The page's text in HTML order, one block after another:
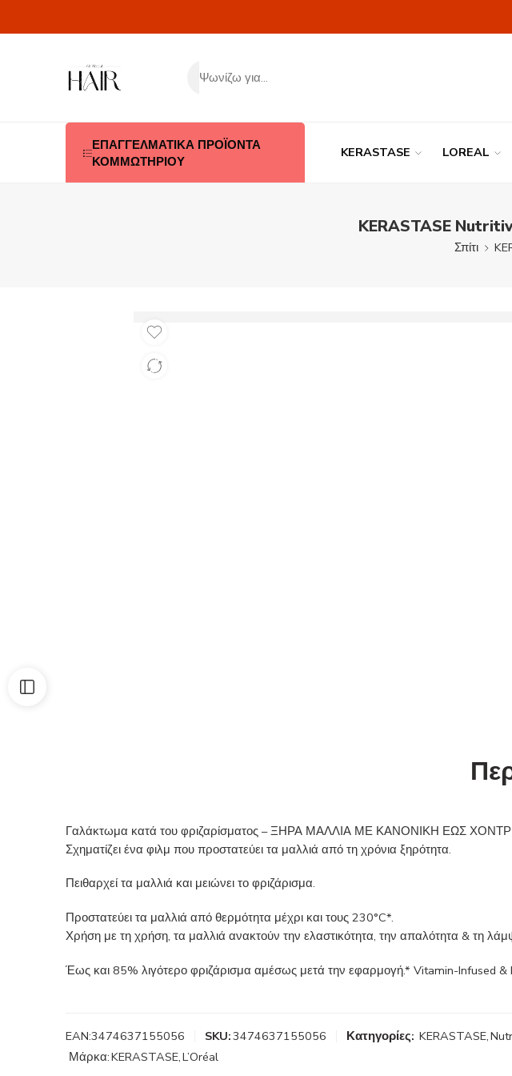
ΕΠΑΓΓΕΛΜΑΤΙΚΑ ΠΡΟΪΟΝΤΑ
ΚΟΜΜΩΤΗΡΙΟΥ
KERASTASE LOREAL
KERASTASE
Σπίτι
Γαλάκτωμα κατά του φριζαρίσματος – ΞΗΡΑ ΜΑΛΛΙΑ ΜΕ ΚΑΝΟΝΙΚΗ ΕΩΣ
Σχηματίζει ένα φιλμ που προστατεύει τα μαλλιά από τη χρόνια ξηρότητα.
Πειθαρχεί τα μαλλιά και μειώνει το φριζάρισμα.
Προστατεύει τα μαλλιά από θερμότητα μέχρι και τους 230°C*.
Χρήση με τη χρήση, τα μαλλιά ανακτούν την ελαστικότητα, την απαλότητα & τη
Έως και 85% λιγότερο φριζάρισμα αμέσως μετά την εφαρμογή.* Vitamin-Infused
EAN:3474637155056 SKU:3474637155056 Κατηγορίες: KERASTASE,
Μάρκα:KERASTASE,L’Oréal